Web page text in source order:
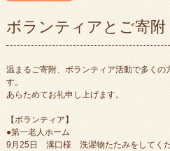
ボランティアとご寄附
温まるご寄附、ボランティア活動で多くの
す。
あらためてお礼申し上げます。
【ボランティア】
●第一老人ホーム
9月25日 溝口様 洗濯物たたみをしてく